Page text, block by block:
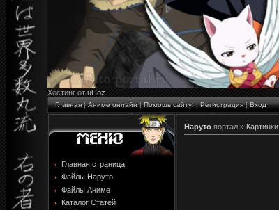
Хостинг от uCoz
Главная|Аниме онлайн|Помощь сайту!|Регистрация|Вход
Главная страница
Файлы Наруто
Файлы Аниме
Каталог Статей
Наруто портал » Картинки